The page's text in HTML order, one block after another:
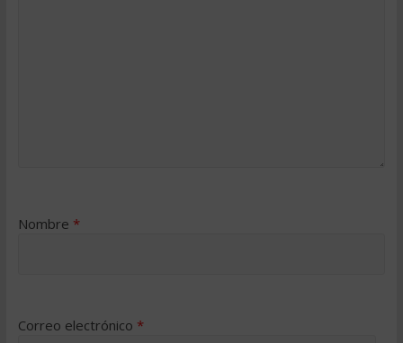
Nombre *
Correo electrónico *